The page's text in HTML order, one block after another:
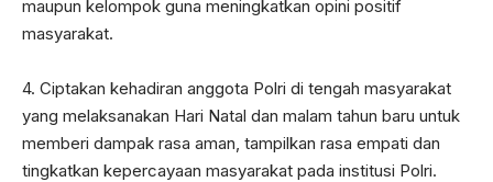
maupun kelompok guna meningkatkan opini positif
masyarakat.
4. Ciptakan kehadiran anggota Polri di tengah masyarakat
yang melaksanakan Hari Natal dan malam tahun baru untuk
memberi dampak rasa aman, tampilkan rasa empati dan
tingkatkan kepercayaan masyarakat pada institusi Polri.